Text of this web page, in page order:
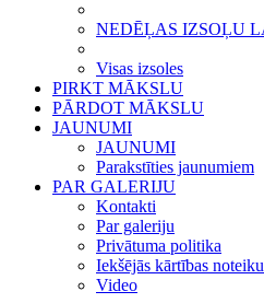
NEDĒĻAS IZSOĻU
Visas izsoles
PIRKT MĀKSLU
PĀRDOT MĀKSLU
JAUNUMI
JAUNUMI
Parakstīties jaunumiem
PAR GALERIJU
Kontakti
Par galeriju
Privātuma politika
Iekšējās kārtības
Video